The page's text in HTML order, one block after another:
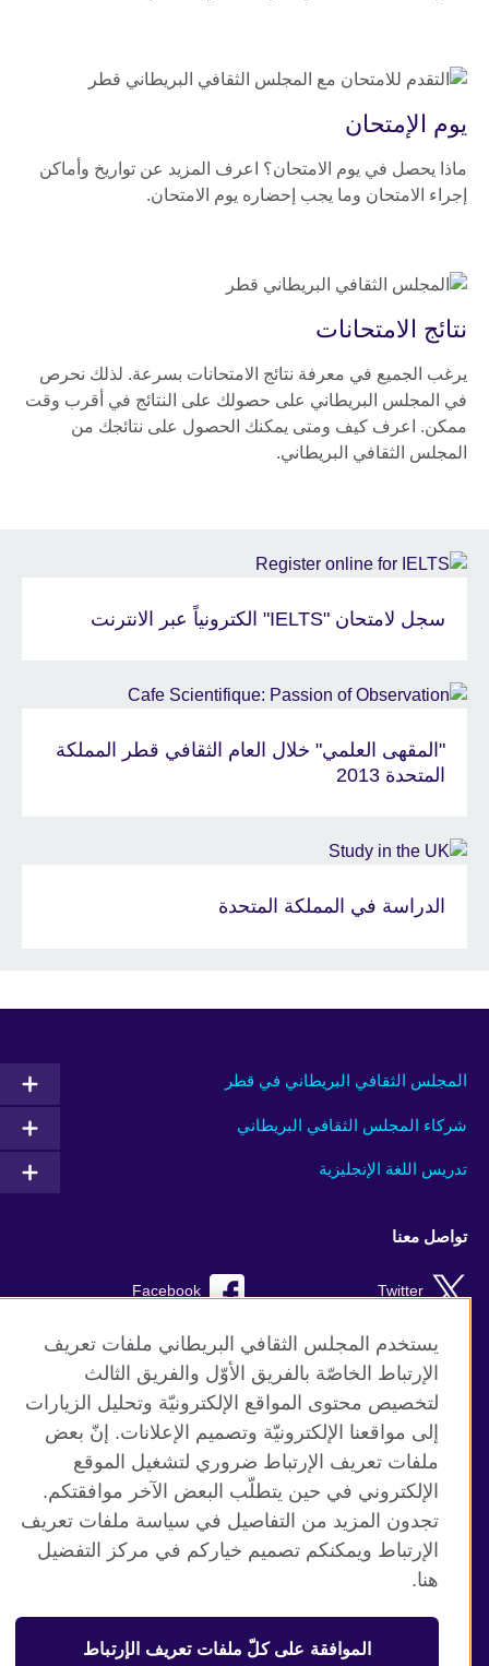
يوم الإمتحان
ماذا يحصل في يوم الامتحان؟ اعرف المزيد عن تواريخ وأماكن
إجراء الامتحان وما يجب إحضاره يوم الامتحان.
نتائج الامتحانات
يرغب الجميع في معرفة نتائج الامتحانات بسرعة. لذلك نحرص
في المجلس البريطاني على حصولك على النتائج في أقرب وقت
ممكن. اعرف كيف ومتى يمكنك الحصول على نتائجك من
المجلس الثقافي البريطاني.
سجل لامتحان "IELTS" الكترونياً عبر الانترنت
"المقهى العلمي" خلال العام الثقافي قطر المملكة
المتحدة 2013
الدراسة في المملكة المتحدة
المجلس الثقافي البريطاني في قطر
شركاء المجلس الثقافي البريطاني
تدريس اللغة الإنجليزية
تواصل معنا
Facebook Twitter
Instagram RSS
TikTok
موقع المجلس الثقافي البريطاني العالمي
الخصوصية وشروط الاستخدام
ملفات تعريف الإرتباط
خريطة الموقع
يستخدم المجلس الثقافي البريطاني ملفات تعريف
الإرتباط الخاصّة بالفريق الأوّل والفريق الثالث
لتخصيص محتوى المواقع الإلكترونيّة وتحليل الزيارات
إلى مواقعنا الإلكترونيّة وتصميم الإعلانات. إنّ بعض
ملفات تعريف الإرتباط ضروري لتشغيل الموقع
الإلكتروني في حين يتطلّب البعض الآخر موافقتكم.
تجدون المزيد من التفاصيل في سياسة ملفات تعريف
الإرتباط ويمكنكم تصميم خياركم في مركز التفضيل
هنا.
الموافقة على كلّ ملفات تعريف الإرتباط